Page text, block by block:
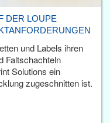
DER LOUPE
und Labels ihren
Faltschachteln
Solutions ein
zugeschnitten ist.